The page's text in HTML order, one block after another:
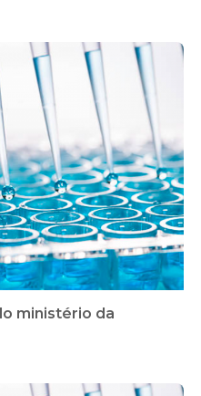
ministério da